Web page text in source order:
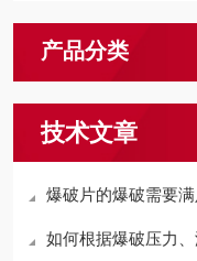
产品分类
技术文章
爆破片的爆破需要
如何根据爆破压力